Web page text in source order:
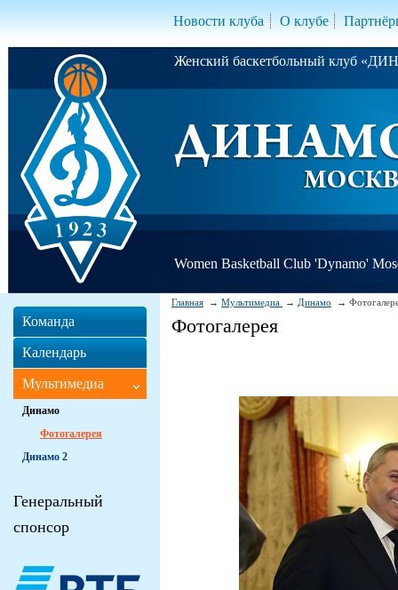
Новости клуба О клубе
Женский баскетбольный клуб
Women Basketball Club 'Dynamo'
Главная Мультимедиа Динамо
Фотогалерея
Команда
Календарь
Мультимедиа
Динамо
Фотогалерея
Динамо 2
Генеральный
спонсор